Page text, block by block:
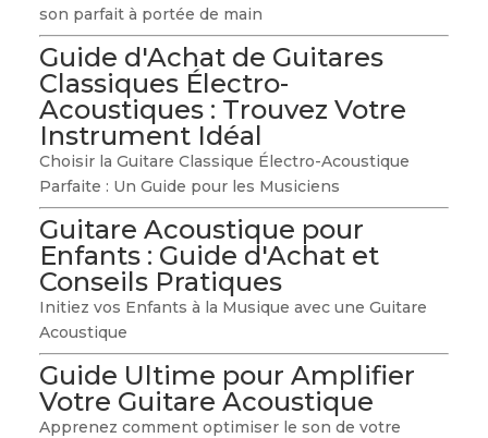
son parfait à portée de main
Guide d'Achat de Guitares
Classiques Électro-
Acoustiques : Trouvez Votre
Instrument Idéal
Choisir la Guitare Classique Électro-Acoustique
Parfaite : Un Guide pour les Musiciens
Guitare Acoustique pour
Enfants : Guide d'Achat et
Conseils Pratiques
Initiez vos Enfants à la Musique avec une Guitare
Acoustique
Guide Ultime pour Amplifier
Votre Guitare Acoustique
Apprenez comment optimiser le son de votre